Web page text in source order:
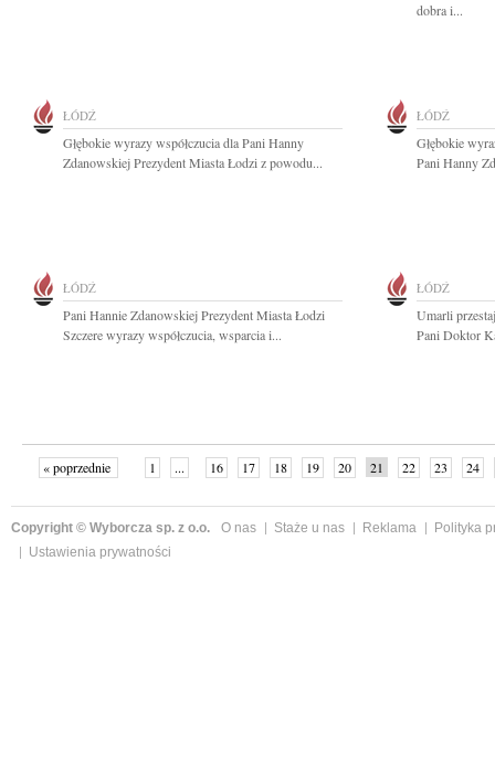
dobra i...
ŁÓDŹ
Głębokie wyrazy współczucia dla Pani Hanny
Zdanowskiej Prezydent Miasta Łodzi z powodu...
ŁÓDŹ
Głębokie
Pani Hanny
ŁÓDŹ
Pani Hannie Zdanowskiej Prezydent Miasta Łodzi
Szczere wyrazy współczucia, wsparcia i...
ŁÓDŹ
Umarli
Pani Doktor
« poprzednie 1 ... 16 17 18 19 20 21 22 23
24
Copyright © Wyborcza sp. z o.o. O nas Staże u nas Reklama
Polityka
Ustawienia prywatności